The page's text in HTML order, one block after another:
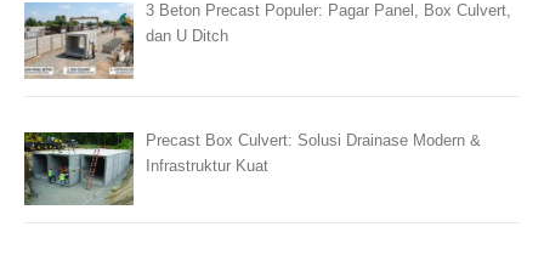
3 Beton Precast Populer: Pagar Panel, Box Culvert,
dan U Ditch
Precast Box Culvert: Solusi Drainase Modern &
Infrastruktur Kuat